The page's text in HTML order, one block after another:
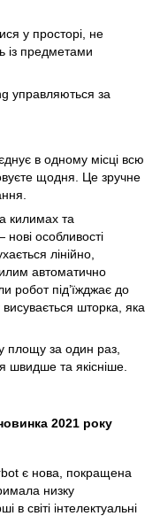
у просторі, не
із предметами
в одному місці всю
щодня. Це зручне
килимах та
особливості
лінійно,
автоматично
робот під’їжджає до
шторка, яка
площу за один раз,
швидше та якісніше.
2021 року
є нова, покращена
низку
в світі інтелектуальні